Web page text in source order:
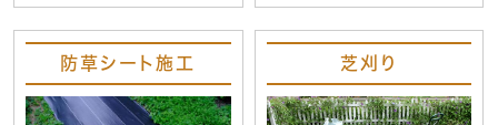
防草シート施工 芝刈り